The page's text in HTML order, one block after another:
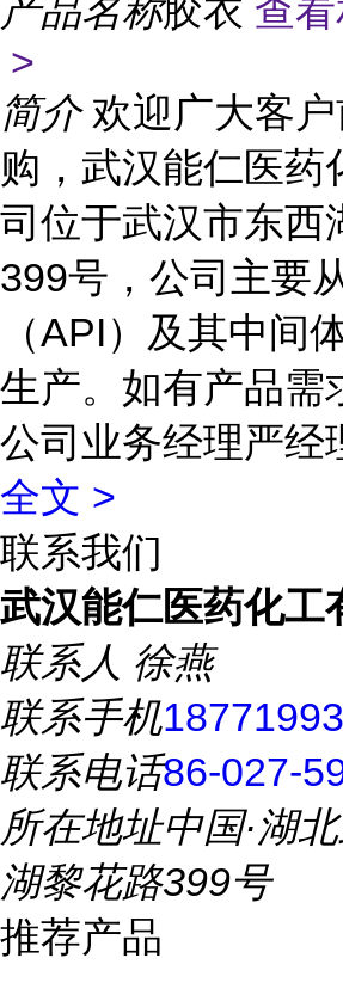
产品名称胶衣 查
>
简介 欢迎广大客
购，武汉能仁医药
司位于武汉市东西
399号，公司主要
（API）及其中间
生产。如有产品需
公司业务经理严经
全文 >
联系我们
武汉能仁医药化工
联系人 徐燕
联系手机
联系电话86-027-
所在地址中国·湖
湖黎花路399号
推荐产品